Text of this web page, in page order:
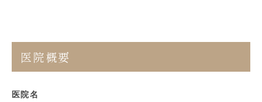
医院概要
医院名